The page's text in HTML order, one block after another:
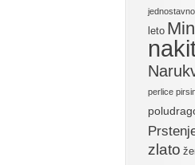
jednostavno
leto
perlice
zlato